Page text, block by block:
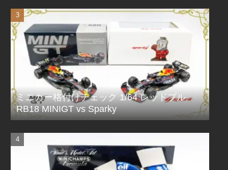
ミニカー格付けチェック 1/64 レッドブル
RB18 MINIGT vs Sparky